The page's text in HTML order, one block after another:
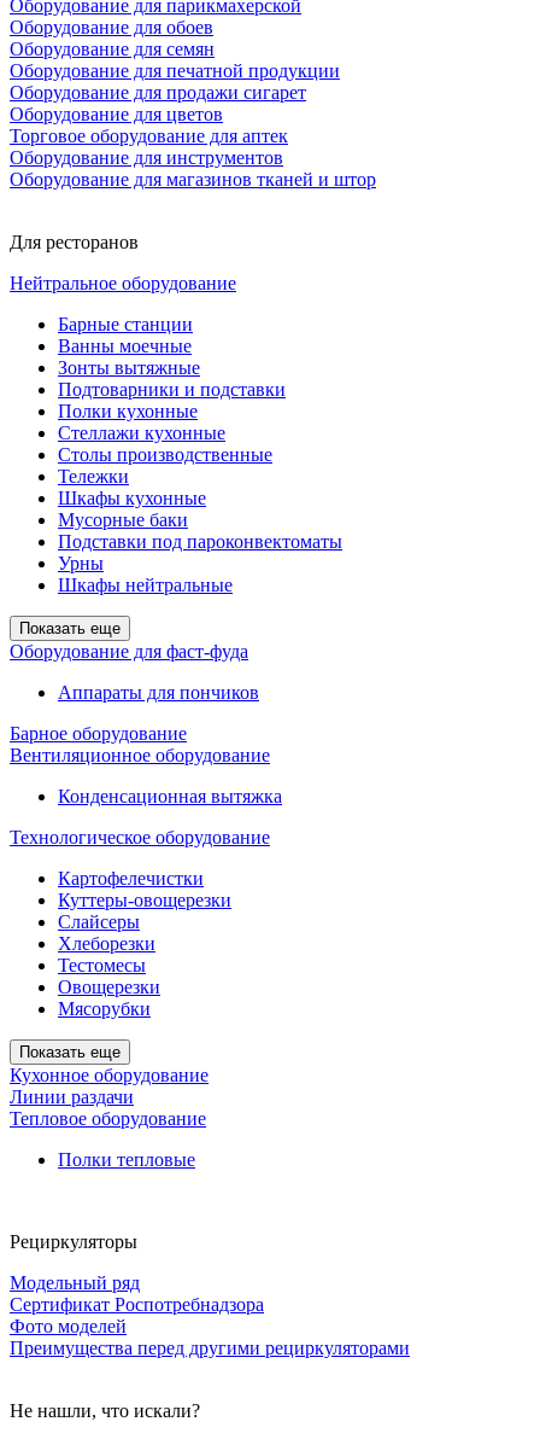
Оборудование для парикмахерской
Оборудование для обоев
Оборудование для семян
Оборудование для печатной продукции
Оборудование для продажи сигарет
Оборудование для цветов
Торговое оборудование для аптек
Оборудование для инструментов
Оборудование для магазинов тканей и штор
Для ресторанов
Нейтральное оборудование
Барные станции
Ванны моечные
Зонты вытяжные
Подтоварники и подставки
Полки кухонные
Стеллажи кухонные
Столы производственные
Тележки
Шкафы кухонные
Мусорные баки
Подставки под пароконвектоматы
Урны
Шкафы нейтральные
Показать еще
Оборудование для фаст-фуда
Аппараты для пончиков
Барное оборудование
Вентиляционное оборудование
Конденсационная вытяжка
Технологическое оборудование
Картофелечистки
Куттеры-овощерезки
Слайсеры
Хлеборезки
Тестомесы
Овощерезки
Мясорубки
Показать еще
Кухонное оборудование
Линии раздачи
Тепловое оборудование
Полки тепловые
Рециркуляторы
Модельный ряд
Сертификат Роспотребнадзора
Фото моделей
Преимущества перед другими рециркуляторами
Не нашли, что искали?